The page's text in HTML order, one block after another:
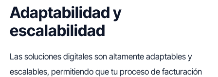
Adaptabilidad y
escalabilidad
Las soluciones digitales son altamente adaptables y
escalables, permitiendo que tu proceso de facturación